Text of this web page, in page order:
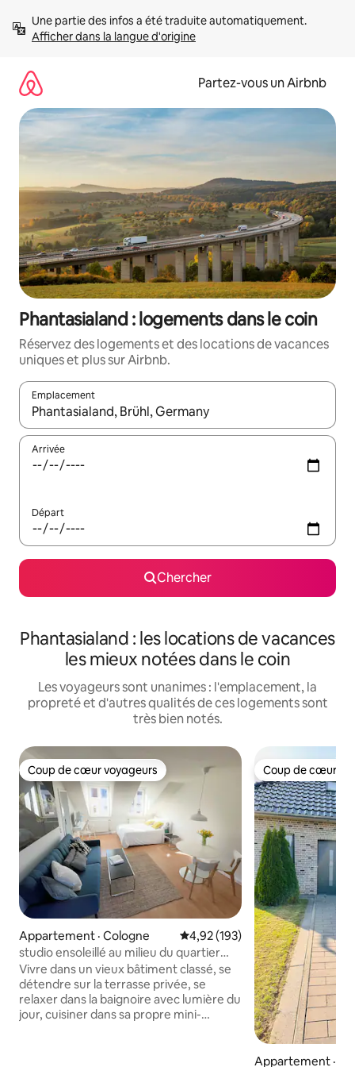
directement
Afficher dans la langue d'origine
Partez-vous un Airbnb
Phantasialand : logements dans le coin
Réservez des logements et des locations de vacances
uniques et plus sur Airbnb.
Emplacement
Quand les résultats sont affichés, parcourez-les en utilisant
Arrivée
Départ
Chercher
Phantasialand : les locations de vacances
les mieux notées dans le coin
Les voyageurs sont unanimes : l'emplacement, la
propreté et d'autres qualités de ces logements sont
très bien notés.
Coup de cœur voyageurs
Coup de cœur voyageurs
Appartement · Cologne Note moyenne de 4,92 sur 5,
4,92 (193)
studio ensoleillé au milieu du quartier
animé d'Ehrenfeld
Vivre dans un vieux bâtiment classé, se
détendre sur la terrasse privée, se
relaxer dans la baignoire avec lumière du
jour, cuisiner dans sa propre mini-
Coup de cœur
Coup de cœur
Appartement ·